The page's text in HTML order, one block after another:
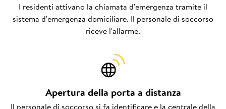
I residenti attivano la chiamata d'emergenza tramite il
sistema d'emergenza domiciliare. Il personale di soccorso
riceve l'allarme.
Apertura della porta a distanza
Il personale di soccorso si fa identificare e la centrale della